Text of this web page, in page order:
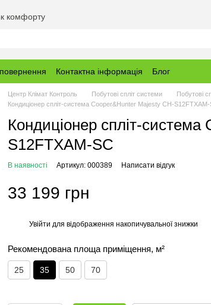
комфорту
Контактна інформація Блог
Центр Клімат Контроль Побутові спліт системи
Побутові
Кондиціонер спліт-система Cooper&Hunter Majesty CH-S12FTXAM-
Кондиціонер спліт-
S12FTXAM-SC
В наявності Артикул: 000389 Написати відгук
33 199 грн
Увійти для відображення накопичувальної знижки
Рекомендована площа приміщення, м²
25 35 50 70